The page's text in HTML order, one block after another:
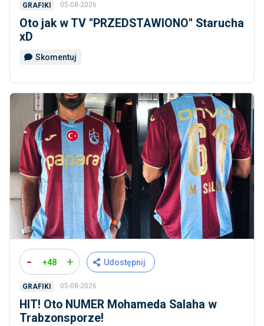
GRAFIKI 05-08-2026
Oto jak w TV ''PRZEDSTAWIONO'' Starucha
xD
Skomentuj
- +48 + Udostępnij
GRAFIKI 05-08-2026
HIT! Oto NUMER Mohameda Salaha w
Trabzonsporze!